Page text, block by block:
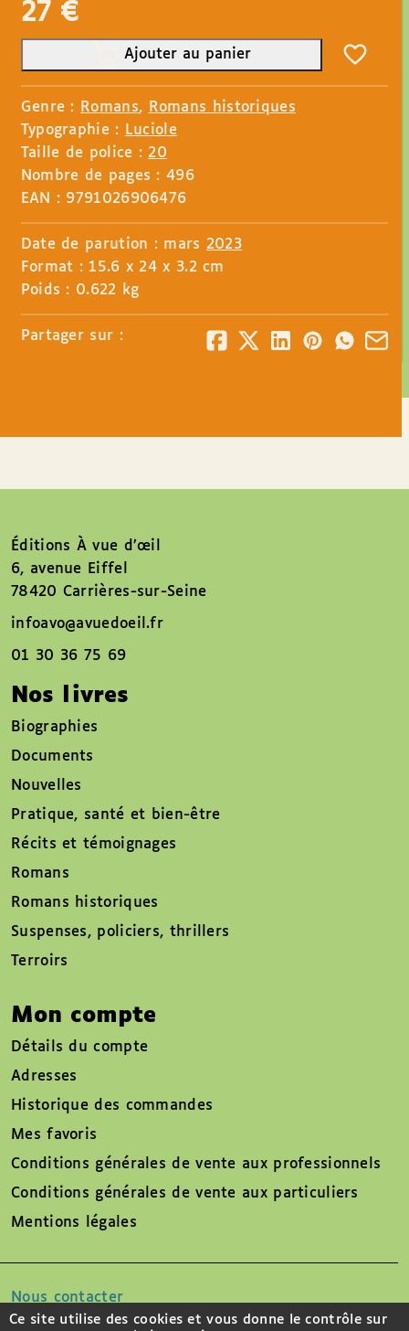
27 €
Ajouter au panier
Genre : Romans, Romans historiques
Typographie : Luciole
Taille de police : 20
Nombre de pages : 496
EAN : 9791026906476
Date de parution : mars 2023
Format : 15.6 x 24 x 3.2 cm
Poids : 0.622 kg
Partager sur :
Éditions À vue d’œil
6, avenue Eiffel
78420 Carrières-sur-Seine
infoavo@avuedoeil.fr
01 30 36 75 69
Nos livres
Biographies
Documents
Nouvelles
Pratique, santé et bien-être
Récits et témoignages
Romans
Romans historiques
Suspenses, policiers, thrillers
Terroirs
Mon compte
Détails du compte
Adresses
Historique des commandes
Mes favoris
Conditions générales de vente aux professionnels
Conditions générales de vente aux particuliers
Mentions légales
Nous contacter
Ce site utilise des cookies et vous donne le contrôle sur